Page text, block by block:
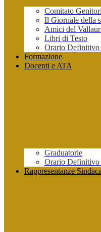
Comitato Genitori
Il Giornale della
Amici del
Libri di Testo
Orario Definitivo
Formazione
Docenti e ATA
Graduatorie
Orario Definitivo
Rappresentanze